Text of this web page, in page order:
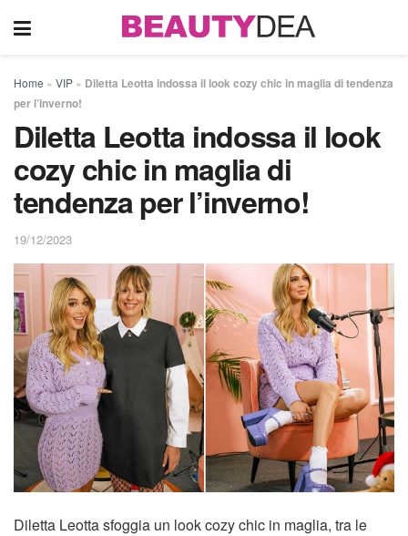
Home » VIP » Diletta Leotta indossa il look cozy chic in maglia di tendenza
per l’inverno!
Diletta Leotta indossa il look
cozy chic in maglia di
tendenza per l’inverno!
19/12/2023
Diletta Leotta sfoggia un look cozy chic in maglia, tra le